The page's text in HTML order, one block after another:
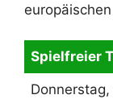
Spielfreier